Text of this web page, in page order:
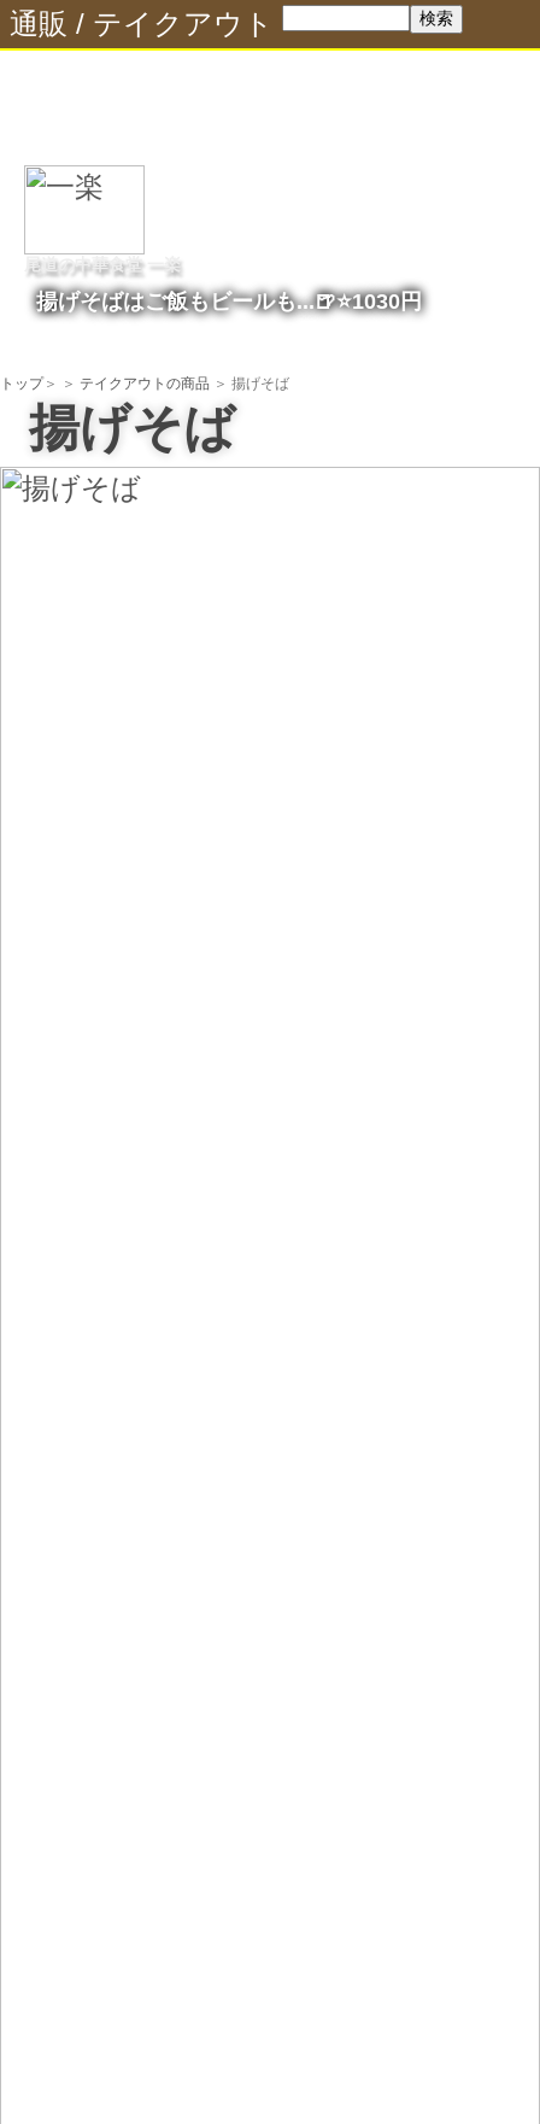
通販 / テイクアウト
尾道の中華食堂 一楽
揚げそばはご飯もビールも...🍺⭐️1030円
トップ＞ ＞ テイクアウトの商品 ＞ 揚げそば
揚げそば